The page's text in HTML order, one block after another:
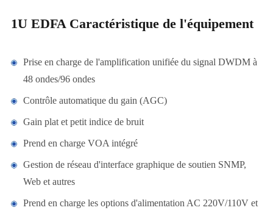
1U EDFA Caractéristique de l'équipement
Prise en charge de l'amplification unifiée du signal DWDM à
48 ondes/96 ondes
Contrôle automatique du gain (AGC)
Gain plat et petit indice de bruit
Prend en charge VOA intégré
Gestion de réseau d'interface graphique de soutien SNMP,
Web et autres
Prend en charge les options d'alimentation AC 220V/110V et